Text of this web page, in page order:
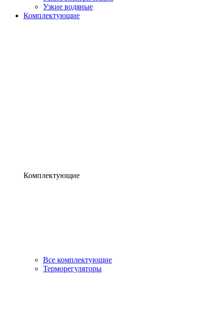
Узкие водяные
Комплектующие
Комплектующие
Все комплектующие
Терморегуляторы